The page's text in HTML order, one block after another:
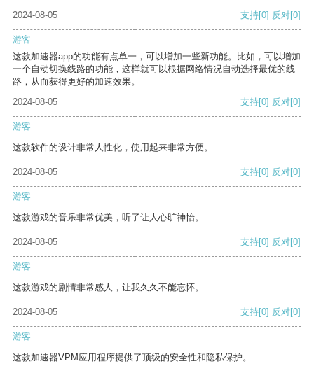
2024-08-05 支持[0] 反对[0]
游客
这款加速器app的功能有点单一，可以增加一些新功能。比如，可以增加
一个自动切换线路的功能，这样就可以根据网络情况自动选择最优的线
路，从而获得更好的加速效果。
2024-08-05
支持[0] 反对[0]
游客
这款软件的设计非常人性化，使用起来非常方便。
2024-08-05 支持[0] 反对[0]
游客
这款游戏的音乐非常优美，听了让人心旷神怡。
2024-08-05 支持[0] 反对[0]
游客
这款游戏的剧情非常感人，让我久久不能忘怀。
2024-08-05 支持[0] 反对[0]
游客
这款加速器VPM应用程序提供了顶级的安全性和隐私保护。